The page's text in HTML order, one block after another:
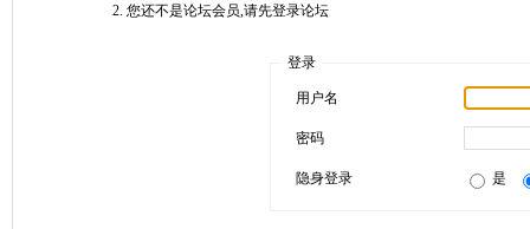
您还不是论坛会员,请先登录论坛
登录
用户名
密码
隐身登录 是